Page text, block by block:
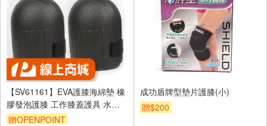
【SV61161】EVA護膝海綿墊 橡
膠發泡護膝 工作膝蓋護具 水電
工 木工 水泥工護膝跪墊 安全護
贈OPENPOINT
成功盾牌型墊片護膝(小)
贈$200